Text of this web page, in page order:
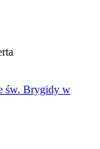
św. Brygidy w